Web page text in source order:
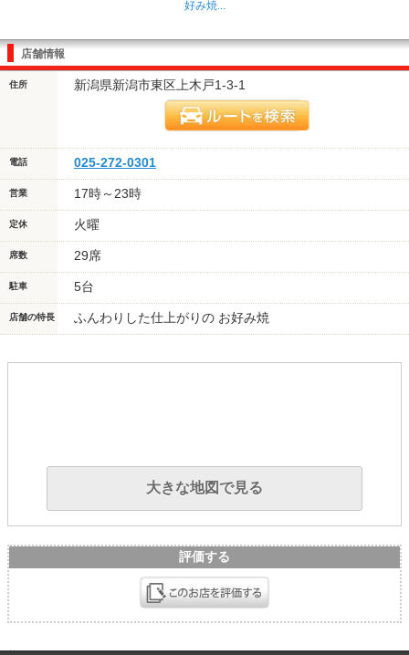
好み焼...
店舗情報
住所 新潟県新潟市東区上木戸1-3-1
電話 025-272-0301
営業 17時～23時
定休 火曜
席数 29席
駐車 5台
店舗の特長 ふんわりした仕上がりの お好み焼
大きな地図で見る
評価する